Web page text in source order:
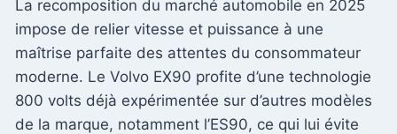
La recomposition du marché automobile en 2025
impose de relier vitesse et puissance à une
maîtrise parfaite des attentes du consommateur
moderne. Le Volvo EX90 profite d’une technologie
800 volts déjà expérimentée sur d’autres modèles
de la marque, notamment l’ES90, ce qui lui évite